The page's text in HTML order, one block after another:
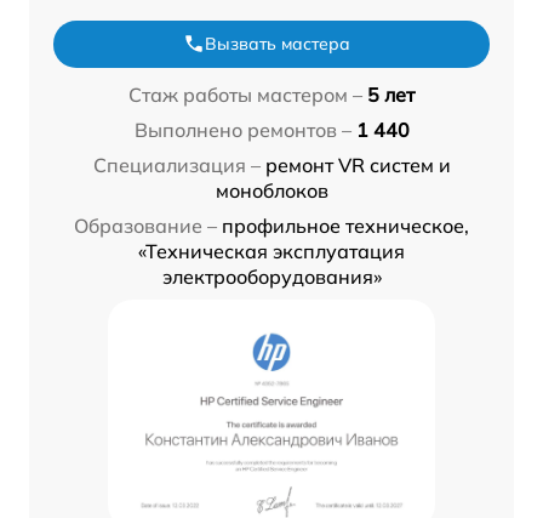
Вызвать мастера
Стаж работы мастером – 5 лет
Выполнено ремонтов – 1 440
Специализация – ремонт VR систем и
моноблоков
Образование – профильное техническое,
«Техническая эксплуатация
электрооборудования»